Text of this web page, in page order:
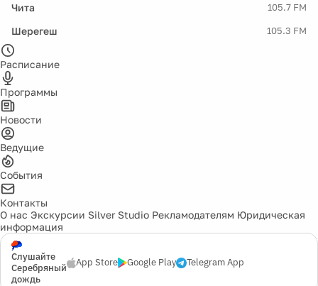
Чита 105.7 FM
Шерегеш 105.3 FM
Расписание
Программы
Новости
Ведущие
События
Контакты
О нас Экскурсии Silver Studio Рекламодателям Юридическая
информация
Слушайте
Серебряный
дождь
App Store Google Play Telegram App